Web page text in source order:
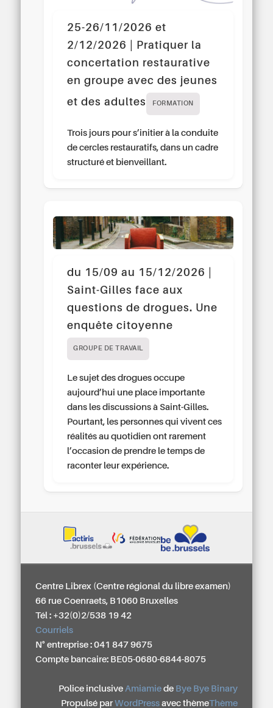
25-26/11/2026 et
2/12/2026 | Pratiquer la
concertation restaurative
en groupe avec des jeunes
et des adultes
FORMATION
Trois jours pour s’initier à la conduite
de cercles restauratifs, dans un cadre
structuré et bienveillant.
du 15/09 au 15/12/2026 |
Saint-Gilles face aux
questions de drogues. Une
enquête citoyenne
GROUPE DE TRAVAIL
Le sujet des drogues occupe
aujourd’hui une place importante
dans les discussions à Saint-Gilles.
Pourtant, les personnes qui vivent ces
réalités au quotidien ont rarement
l’occasion de prendre le temps de
raconter leur expérience.
Centre Librex (Centre régional du libre examen)
66 rue Coenraets, B1060 Bruxelles
Tél : +32(0)2/538 19 42
Courriels
N° entreprise : 041 847 9675
Compte bancaire: BE05-0680-6844-8075
Police inclusive Amiamiede Bye Bye Binary
Propulsé par WordPressavec thèmeThème